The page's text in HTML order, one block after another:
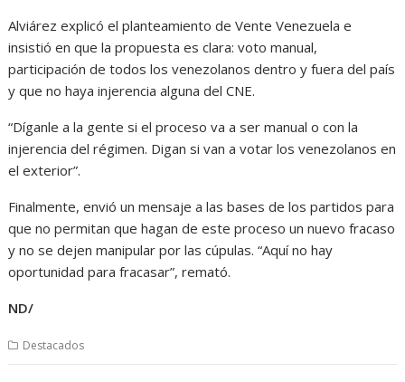
Alviárez explicó el planteamiento de Vente Venezuela e
insistió en que la propuesta es clara: voto manual,
participación de todos los venezolanos dentro y fuera del país
y que no haya injerencia alguna del CNE.
“Díganle a la gente si el proceso va a ser manual o con la
injerencia del régimen. Digan si van a votar los venezolanos en
el exterior”.
Finalmente, envió un mensaje a las bases de los partidos para
que no permitan que hagan de este proceso un nuevo fracaso
y no se dejen manipular por las cúpulas. “Aquí no hay
oportunidad para fracasar”, remató.
ND/
Destacados